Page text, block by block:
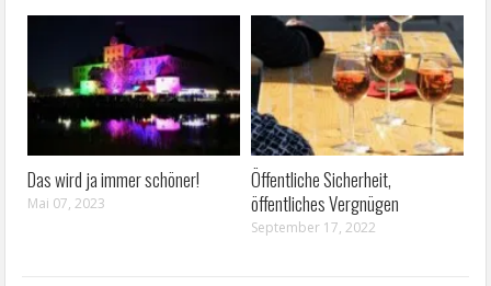
Das wird ja immer schöner!
Mai 07, 2023
Öffentliche Sicherheit,
öffentliches Vergnügen
September 17, 2022